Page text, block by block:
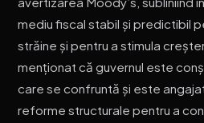
mediu fiscal stabil și predictibil
străine și pentru a stimula
menționat că guvernul este
care se confruntă și este
reforme structurale pentru a